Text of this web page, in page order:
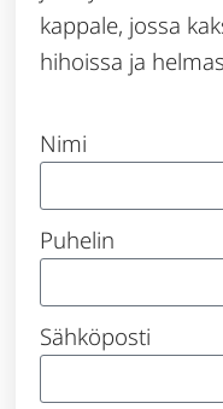
kappale, jossa
hihoissa ja
Nimi
Puhelin
Sähköposti